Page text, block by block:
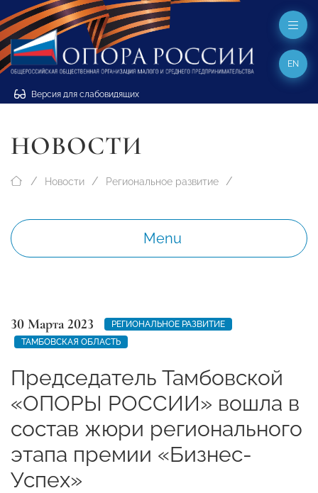
Версия для слабовидящих
EN
НОВОСТИ
Новости Региональное развитие
Menu
30 Марта 2023
РЕГИОНАЛЬНОЕ РАЗВИТИЕ
ТАМБОВСКАЯ ОБЛАСТЬ
Председатель Тамбовской
«ОПОРЫ РОССИИ» вошла в
состав жюри регионального
этапа премии «Бизнес-
Успех»